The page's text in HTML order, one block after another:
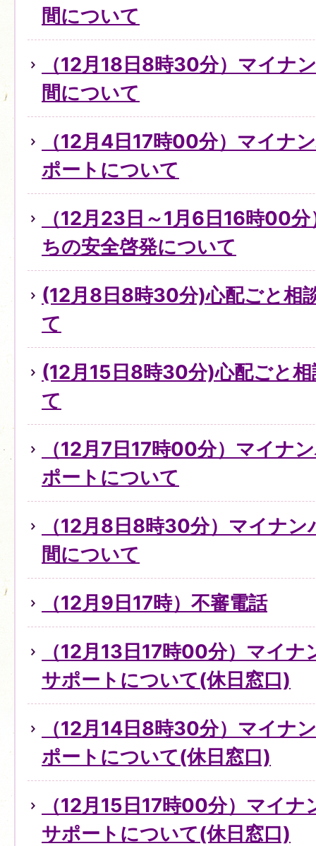
間について
（12月18日8時30分）マイナ
間について
（12月4日17時00分）マイナ
ポートについて
（12月23日～1月6日16時00
ちの安全啓発について
(12月8日8時30分)心配ごと相
て
(12月15日8時30分)心配ごと
て
（12月7日17時00分）マイナ
ポートについて
（12月8日8時30分）マイナ
間について
（12月9日17時）不審電話
（12月13日17時00分）マイ
サポートについて(休日窓口)
（12月14日8時30分）マイナ
ポートについて(休日窓口)
（12月15日17時00分）マイ
サポートについて(休日窓口)